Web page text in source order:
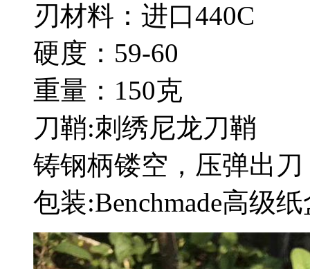
刃材料：进口440C
硬度：59-60
重量：150克
刀鞘:刺绣尼龙刀鞘
铸钢柄镂空，压弹出刀
包装:Benchmade高级